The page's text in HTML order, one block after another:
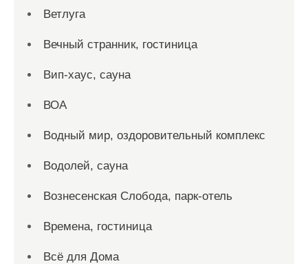
Ветлуга
Вечный странник, гостиница
Вип-хаус, сауна
ВОА
Водный мир, оздоровительный комплекс
Водолей, сауна
Вознесенская Слобода, парк-отель
Времена, гостиница
Всё для Дома